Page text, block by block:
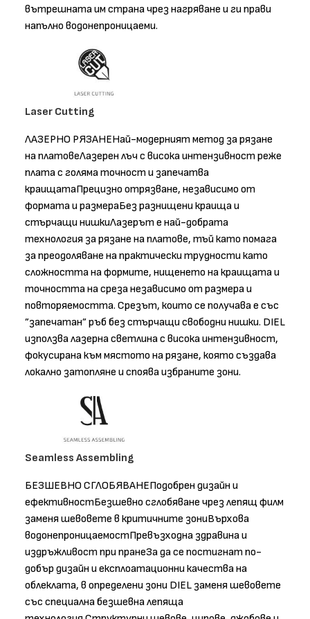
вътрешната им страна чрез нагряване и ги прави
напълно водонепроницаеми.
Laser Cutting
ЛАЗЕРНО РЯЗАНЕНай-модерният метод за рязане
на платовеЛазерен лъч с висока интензивност реже
плата с голяма точност и запечатва
краищатаПрецизно отрязване, независимо от
формата и размераБез разнищени краища и
стърчащи нишкиЛазерът е най-добрата
технология за рязане на платове, тъй като помага
за преодоляване на практически трудности като
сложността на формите, нищенето на краищата и
точността на среза независимо от размера и
повторяемостта. Срезът, които се получава е със
”запечатан” ръб без стърчащи свободни нишки. DIEL
използва лазерна светлина с висока интензивност,
фокусирана към мястото на рязане, която създава
локално затопляне и споява избраните зони.
Seamless Assembling
БЕЗШЕВНО СГЛОБЯВАНЕПодобрен дизайн и
ефективностБезшевно сглобяване чрез лепящ филм
заменя шевовете в критичните зониВърхова
водонепроницаемостПревъзходна здравина и
издръжливост при пранеЗа да се постигнат по-
добър дизайн и експлоатационни качества на
облеклата, в определени зони DIEL заменя шевовете
със специална безшевна лепяща